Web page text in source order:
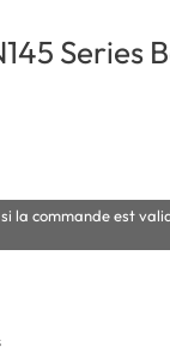
Series
la commande est